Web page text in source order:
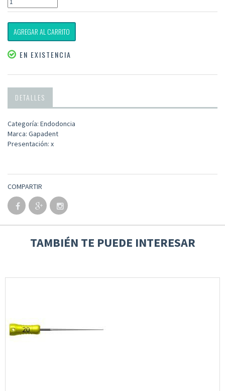
AGREGAR AL CARRITO
EN EXISTENCIA
DETALLES
Categoría: Endodoncia
Marca: Gapadent
Presentación: x
COMPARTIR
TAMBIÉN TE PUEDE INTERESAR